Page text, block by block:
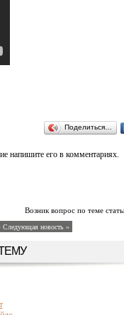
Поделиться…
напишите его в комментариях.
Возник вопрос по теме
Следующая новость »